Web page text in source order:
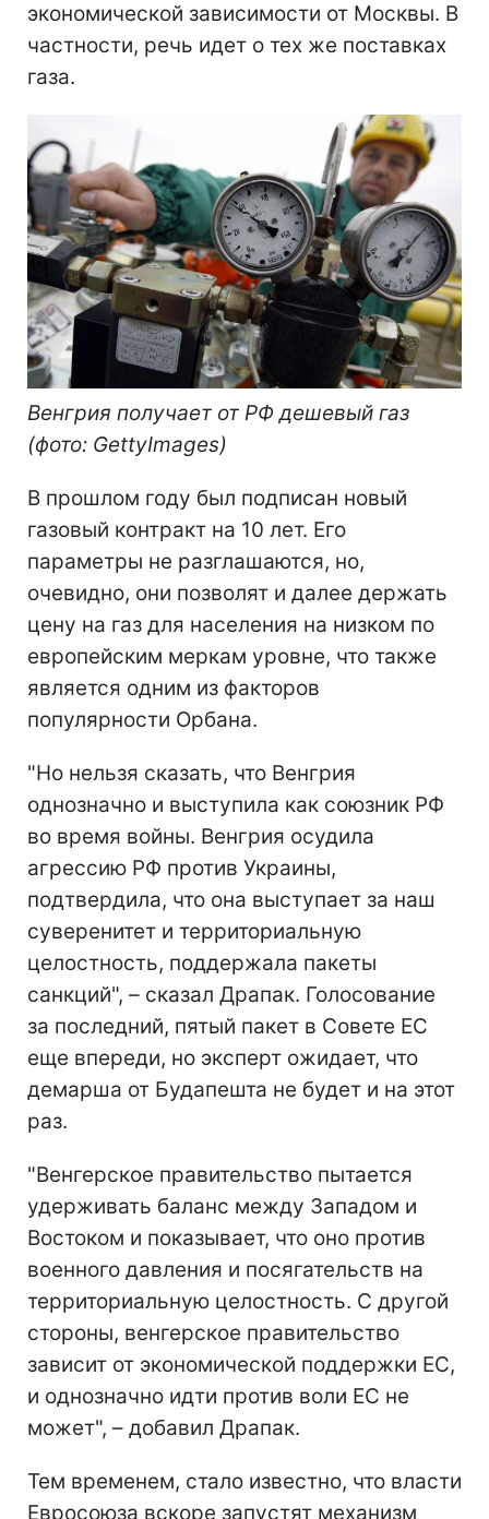
экономической зависимости от Москвы. В
частности, речь идет о тех же поставках
газа.
Венгрия получает от РФ дешевый газ
(фото: GettyImages)
В прошлом году был подписан новый
газовый контракт на 10 лет. Его
параметры не разглашаются, но,
очевидно, они позволят и далее держать
цену на газ для населения на низком по
европейским меркам уровне, что также
является одним из факторов
популярности Орбана.
"Но нельзя сказать, что Венгрия
однозначно и выступила как союзник РФ
во время войны. Венгрия осудила
агрессию РФ против Украины,
подтвердила, что она выступает за наш
суверенитет и территориальную
целостность, поддержала пакеты
санкций", – сказал Драпак. Голосование
за последний, пятый пакет в Совете ЕС
еще впереди, но эксперт ожидает, что
демарша от Будапешта не будет и на этот
раз.
"Венгерское правительство пытается
удерживать баланс между Западом и
Востоком и показывает, что оно против
военного давления и посягательств на
территориальную целостность. С другой
стороны, венгерское правительство
зависит от экономической поддержки ЕС,
и однозначно идти против воли ЕС не
может", – добавил Драпак.
Тем временем, стало известно, что власти
Евросоюза вскоре запустят механизм